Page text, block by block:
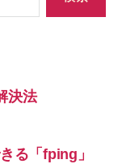
決法
る「fping」